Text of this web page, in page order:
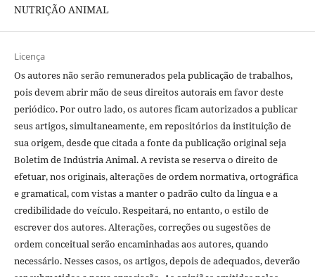
NUTRIÇÃO ANIMAL
Licença
Os autores não serão remunerados pela publicação de trabalhos,
pois devem abrir mão de seus direitos autorais em favor deste
periódico. Por outro lado, os autores ficam autorizados a publicar
seus artigos, simultaneamente, em repositórios da instituição de
sua origem, desde que citada a fonte da publicação original seja
Boletim de Indústria Animal. A revista se reserva o direito de
efetuar, nos originais, alterações de ordem normativa, ortográfica
e gramatical, com vistas a manter o padrão culto da língua e a
credibilidade do veículo. Respeitará, no entanto, o estilo de
escrever dos autores. Alterações, correções ou sugestões de
ordem conceitual serão encaminhadas aos autores, quando
necessário. Nesses casos, os artigos, depois de adequados, deverão